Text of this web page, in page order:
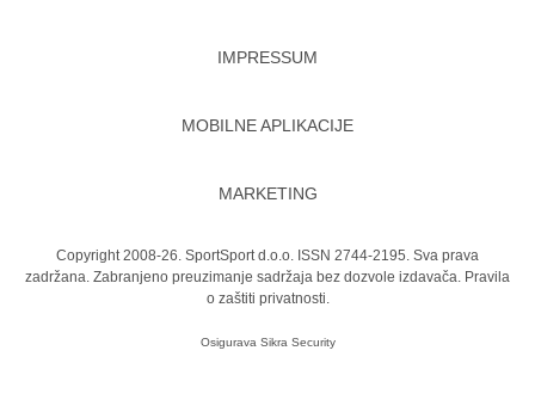
IMPRESSUM
MOBILNE APLIKACIJE
MARKETING
Copyright 2008-26. SportSport d.o.o. ISSN 2744-2195. Sva prava
zadržana. Zabranjeno preuzimanje sadržaja bez dozvole izdavača. Pravila
o zaštiti privatnosti.
Osigurava Sikra Security